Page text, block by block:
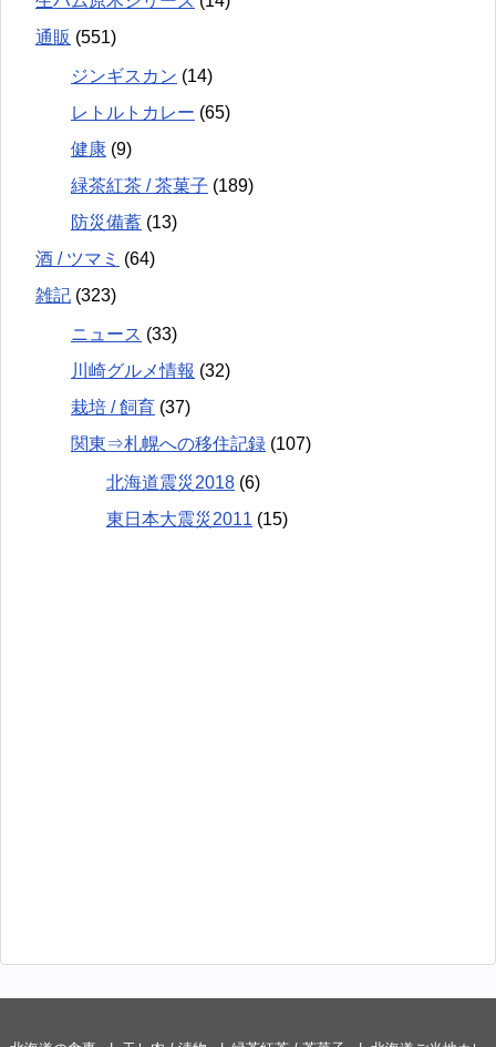
通販 (551)
ジンギスカン (14)
レトルトカレー (65)
健康 (9)
緑茶紅茶 / 茶菓子 (189)
防災備蓄 (13)
酒 / ツマミ (64)
雑記 (323)
ニュース (33)
川崎グルメ情報 (32)
栽培 / 飼育 (37)
関東⇒札幌への移住記録 (107)
北海道震災2018 (6)
東日本大震災2011 (15)